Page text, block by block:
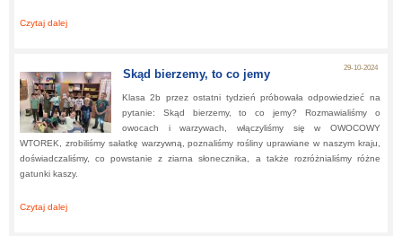
Czytaj dalej
29-10-2024
Skąd bierzemy, to co jemy
Klasa 2b przez ostatni tydzień próbowała odpowiedzieć na
pytanie: Skąd bierzemy, to co jemy? Rozmawialiśmy o
owocach i warzywach, włączyliśmy się w OWOCOWY
WTOREK, zrobiliśmy sałatkę warzywną, poznaliśmy rośliny uprawiane w naszym kraju,
doświadczaliśmy, co powstanie z ziarna słonecznika, a także rozróżnialiśmy różne
gatunki kaszy.
Czytaj dalej